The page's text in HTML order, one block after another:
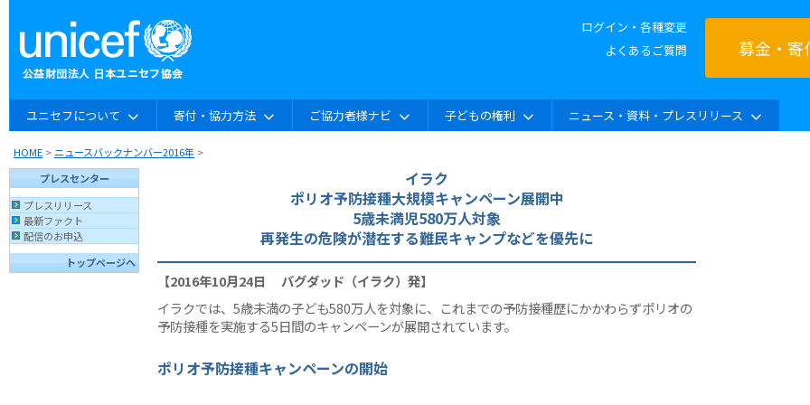
ログイン・各種変更
よくあるご質問
募金・寄
ユニセフについて 寄付・協力方法 ご協力者様ナビ 子どもの権利 ニュース・資料・プレスリリース
HOME > ニュースバックナンバー2016年 >
プレスセンター
プレスリリース
最新ファクト
配信のお申込
トップページへ
イラク
ポリオ予防接種大規模キャンペーン展開中
5歳未満児580万人対象
再発生の危険が潜在する難民キャンプなどを優先に
【2016年10月24日 バグダッド（イラク）発】
イラクでは、5歳未満の子ども580万人を対象に、これまでの予防接種歴にかかわらずポリオの
予防接種を実施する5日間のキャンペーンが展開されています。
ポリオ予防接種キャンペーンの開始